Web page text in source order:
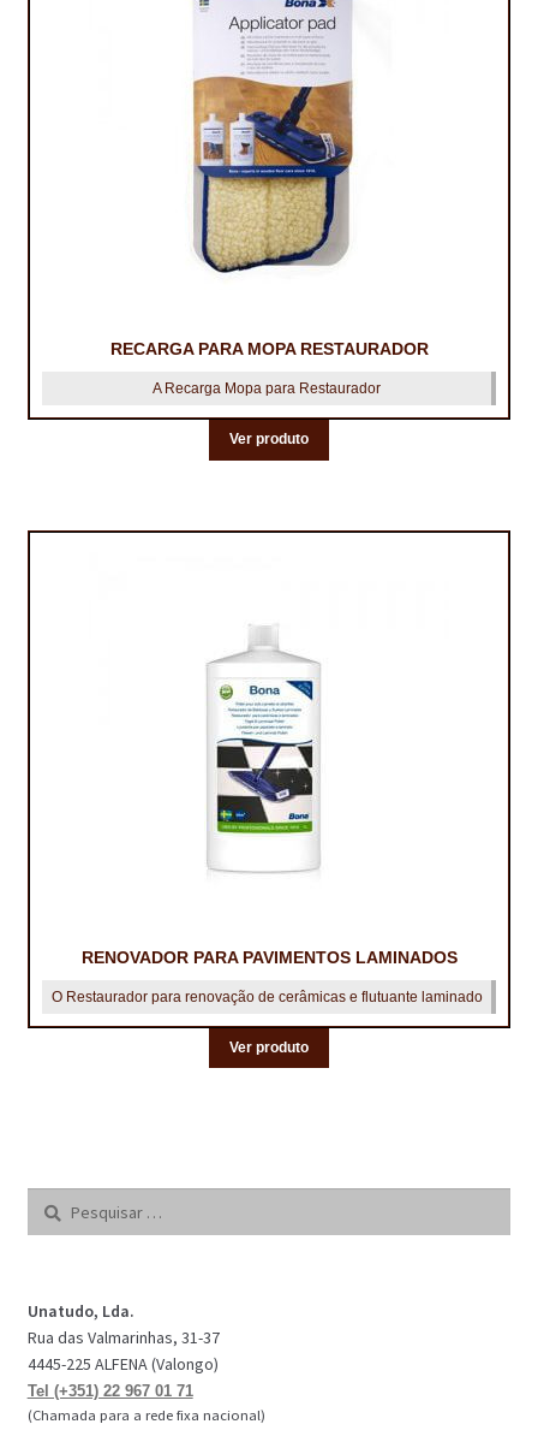
RECARGA PARA MOPA RESTAURADOR
A Recarga Mopa para Restaurador
Ver produto
RENOVADOR PARA PAVIMENTOS LAMINADOS
O Restaurador para renovação de cerâmicas e flutuante laminado
Ver produto
Pesquisar
Unatudo, Lda.
Rua das Valmarinhas, 31-37
4445-225 ALFENA (Valongo)
Tel (+351) 22 967 01 71
(Chamada para a rede fixa nacional)